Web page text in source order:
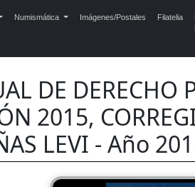
Numismática Imágenes/Postales Filatelia
DE DERECHO
2015,
LEVI - Año